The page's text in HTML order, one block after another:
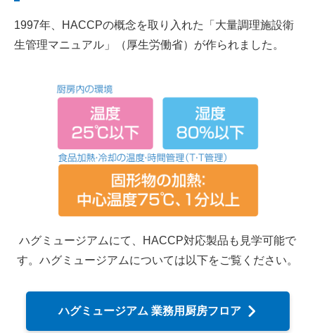
1997年、HACCPの概念を取り入れた「大量調理施設衛
生管理マニュアル」（厚生労働省）が作られました。
ハグミュージアムにて、HACCP対応製品も見学可能で
す。ハグミュージアムについては以下をご覧ください。
ハグミュージアム 業務用厨房フロア